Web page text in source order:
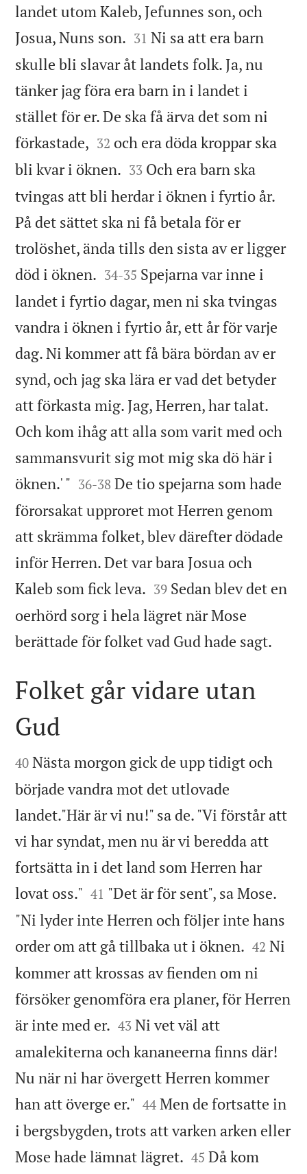
landet utom Kaleb, Jefunnes son, och
Josua, Nuns son. 

31 Ni sa att era barn
skulle bli slavar åt landets folk. Ja, nu
tänker jag föra era barn in i landet i
stället för er. De ska få ärva det som ni
förkastade, 

32 och era döda kroppar ska
bli kvar i öknen. 

33 Och era barn ska
tvingas att bli herdar i öknen i fyrtio år.
På det sättet ska ni få betala för er
trolöshet, ända tills den sista av er ligger
död i öknen. 

34-35 Spejarna var inne i
landet i fyrtio dagar, men ni ska tvingas
vandra i öknen i fyrtio år, ett år för varje
dag. Ni kommer att få bära bördan av er
synd, och jag ska lära er vad det betyder
att förkasta mig. Jag, Herren, har talat.
Och kom ihåg att alla som varit med och
sammansvurit sig mot mig ska dö här i
öknen.' " 

36-38 De tio spejarna som hade
förorsakat upproret mot Herren genom
att skrämma folket, blev därefter dödade
inför Herren. Det var bara Josua och
Kaleb som fick leva. 

39 Sedan blev det en
oerhörd sorg i hela lägret när Mose
berättade för folket vad Gud hade sagt.

Folket går vidare utan
Gud

40 Nästa morgon gick de upp tidigt och
började vandra mot det utlovade
landet."Här är vi nu!" sa de. "Vi förstår att
vi har syndat, men nu är vi beredda att
fortsätta in i det land som Herren har
lovat oss." 

41 "Det är för sent", sa Mose.
"Ni lyder inte Herren och följer inte hans
order om att gå tillbaka ut i öknen. 

42 Ni
kommer att krossas av fienden om ni
försöker genomföra era planer, för Herren
är inte med er. 

43 Ni vet väl att
amalekiterna och kananeerna finns där!
Nu när ni har övergett Herren kommer
han att överge er." 

44 Men de fortsatte in
i bergsbygden, trots att varken arken eller
Mose hade lämnat lägret. 

45 Då kom